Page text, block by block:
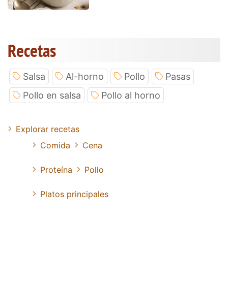
Recetas
Salsa Al-horno Pollo
Pasas
Pollo en salsa
Pollo al horno
Explorar recetas
Comida
Cena
Proteína Pollo
Platos principales